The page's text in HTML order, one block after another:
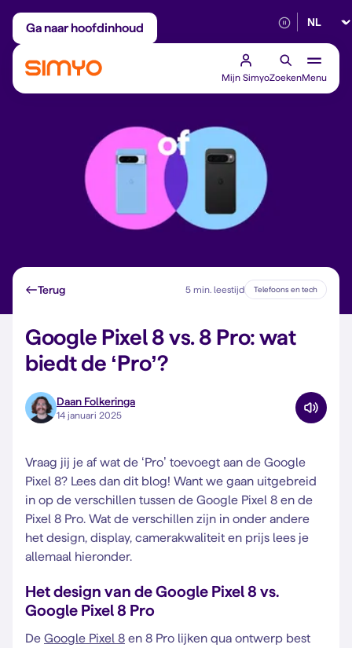
Ga naar hoofdinhoud
Maandelijks aanpasbaar Betrouwbaar
Mijn SimyoZoekenMenu
Terug 5 min. leestijd Telefoons en tech
Google Pixel 8 vs. 8 Pro: wat
biedt de ‘Pro’?
Daan Folkeringa
14 januari 2025
Vraag jij je af wat de ‘Pro’ toevoegt aan de Google
Pixel 8? Lees dan dit blog! Want we gaan uitgebreid
in op de verschillen tussen de Google Pixel 8 en de
Pixel 8 Pro. Wat de verschillen zijn in onder andere
het design, display, camerakwaliteit en prijs lees je
allemaal hieronder.
Het design van de Google Pixel 8 vs.
Google Pixel 8 Pro
De Google Pixel 8 en 8 Pro lijken qua ontwerp best